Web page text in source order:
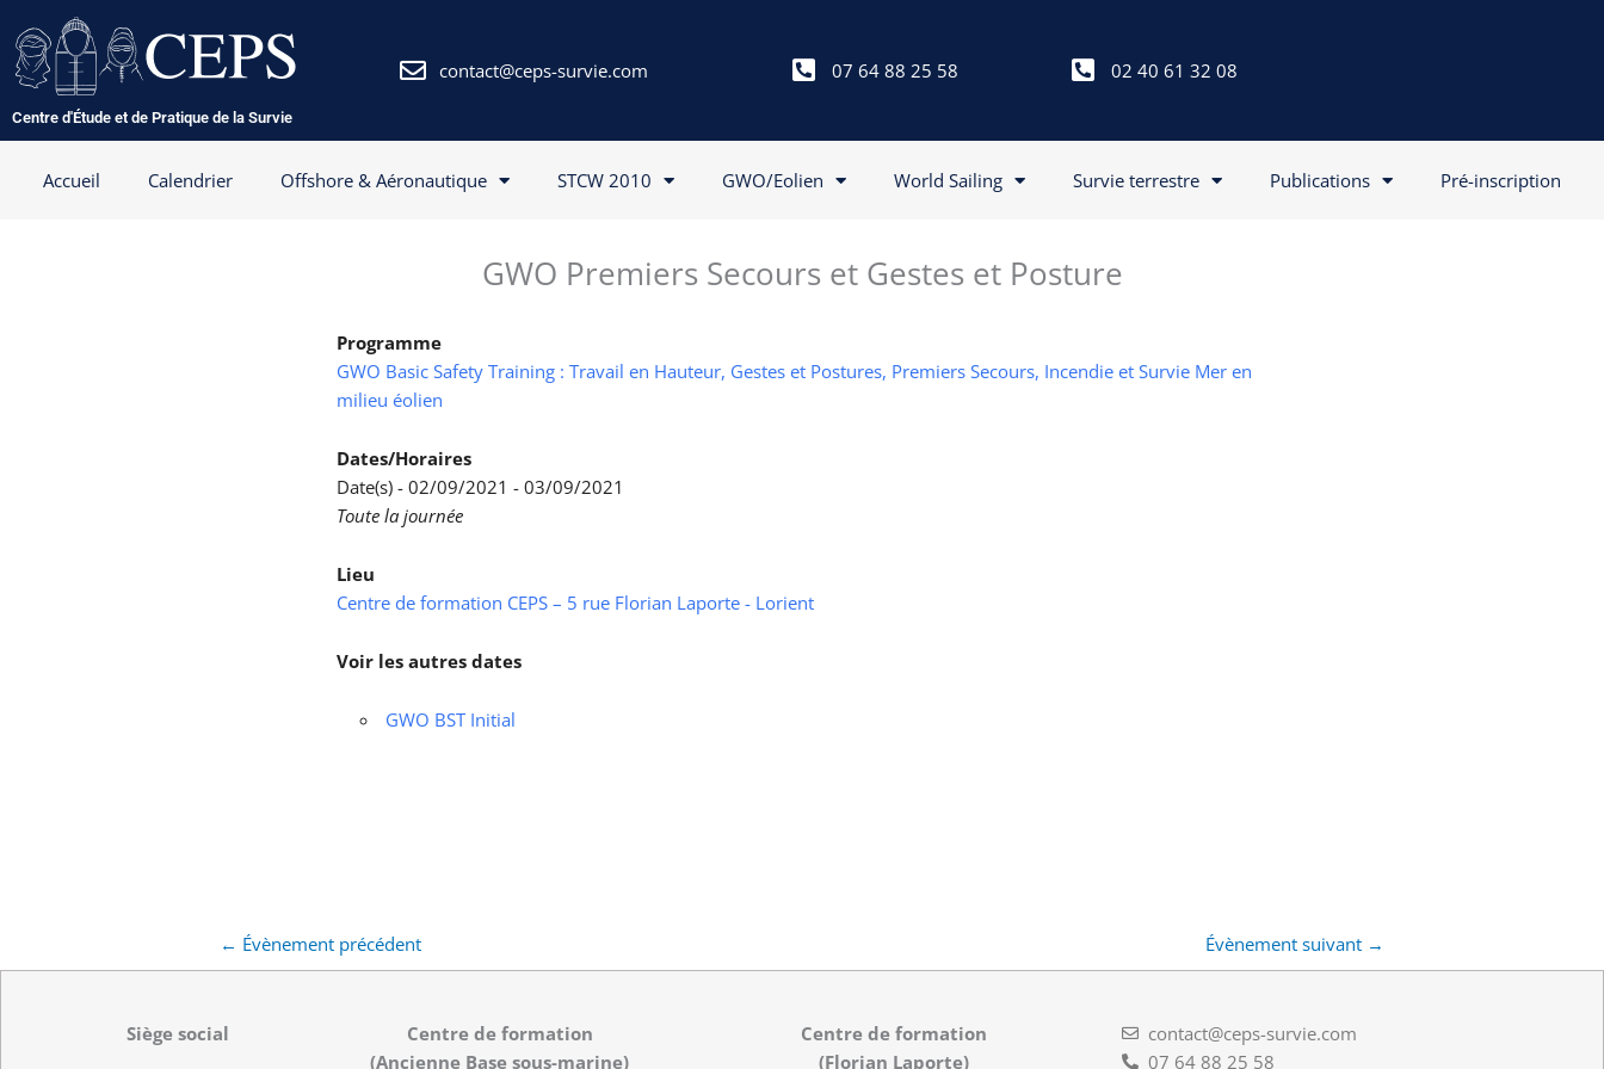
au
contenu
Centre d'Étude et de Pratique de la Survie
contact@ceps-survie.com 07 64 88 25 58 02 40 61 32 08
Accueil Calendrier Offshore & Aéronautique STCW 2010 GWO/Eolien World Sailing Survie terrestre Publications Pré-inscription
GWO Premiers Secours et Gestes et Posture
Programme
GWO Basic Safety Training : Travail en Hauteur, Gestes et Postures, Premiers Secours, Incendie et Survie Mer en
milieu éolien
Dates/Horaires
Date(s) - 02/09/2021 - 03/09/2021
Toute la journée
Lieu
Centre de formation CEPS – 5 rue Florian Laporte - Lorient
Voir les autres dates
GWO BST Initial
← Évènement précédent Évènement suivant →
Siège social
Centre de formation
(Ancienne Base sous-marine)
Centre de formation
(Florian Laporte)
contact@ceps-survie.com
07 64 88 25 58